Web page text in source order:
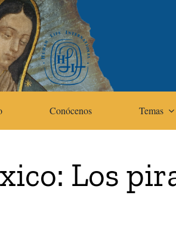
Conócenos Temas
Los